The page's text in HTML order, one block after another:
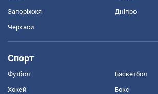
Запоріжжя Дніпро
Черкаси
Спорт
Футбол Баскетбол
Хокей Бокс